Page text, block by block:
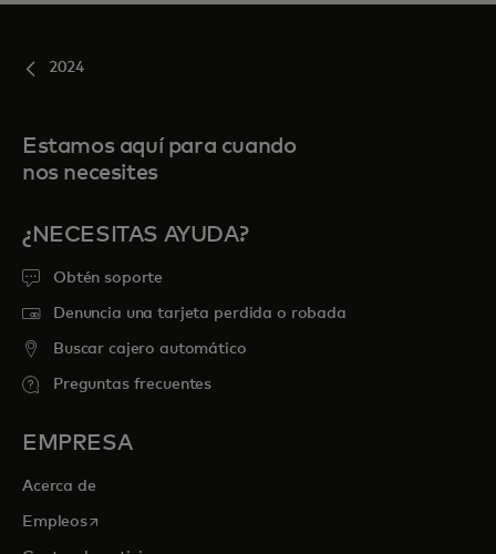
2024
Estamos aquí para cuando
nos necesites
¿NECESITAS AYUDA?
Obtén soporte
Denuncia una tarjeta perdida o robada
Buscar cajero automático
Preguntas frecuentes
EMPRESA
Acerca de
Empleosse abre en una pestaña nueva